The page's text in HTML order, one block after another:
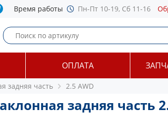
Время работы Пн-Пт 10-19, Сб 11-16
ОПЛАТА
задняя часть 2.5 AWD
задняя часть